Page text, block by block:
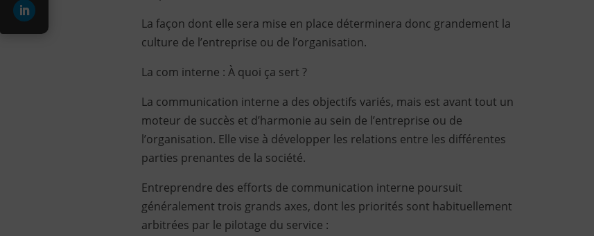
La façon dont elle sera mise en place déterminera donc grandement la
culture de l’entreprise ou de l’organisation.
La com interne : À quoi ça sert ?
La communication interne a des objectifs variés, mais est avant tout un
moteur de succès et d’harmonie au sein de l’entreprise ou de
l’organisation. Elle vise à développer les relations entre les différentes
parties prenantes de la société.
Entreprendre des efforts de communication interne poursuit
généralement trois grands axes, dont les priorités sont habituellement
arbitrées par le pilotage du service :